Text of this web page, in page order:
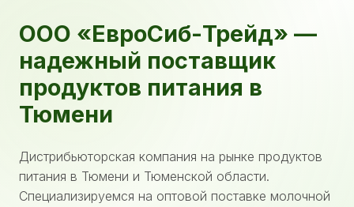
ООО «ЕвроСиб-Трейд» —
надежный поставщик
продуктов питания в
Тюмени
Дистрибьюторская компания на рынке продуктов
питания в Тюмени и Тюменской области.
Специализируемся на оптовой поставке молочной